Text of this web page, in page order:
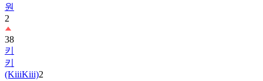
원
2
38
키
키
(KiiiKiii)2